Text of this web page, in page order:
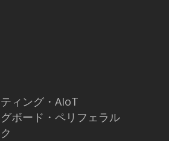
ィング・AIoT
ボード・ペリフェラル